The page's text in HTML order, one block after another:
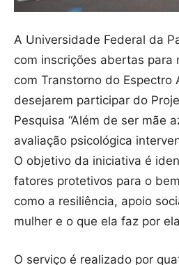
A Universidade Federal da
com inscrições abertas para
com Transtorno do Espectro
desejarem participar do
Pesquisa “Além de ser mãe
avaliação psicológica
O objetivo da iniciativa é
fatores protetivos para o
como a resiliência, apoio
mulher e o que ela faz por
O serviço é realizado por